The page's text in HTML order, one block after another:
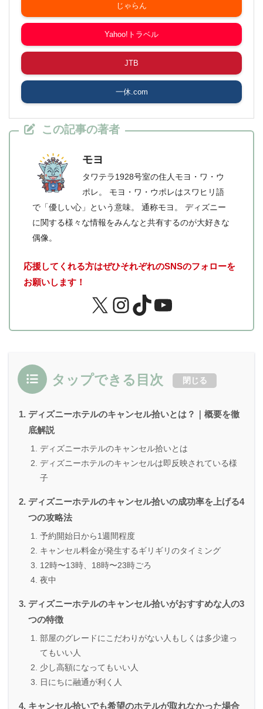
じゃらん
Yahoo!トラベル
JTB
一休.com
この記事の著者
モヨ
タワテラ1928号室の住人モヨ・ワ・ウ
ポレ。 モヨ・ワ・ウポレはスワヒリ語
で「優しい心」という意味。 通称モヨ。 ディズニー
に関する様々な情報をみんなと共有するのが大好きな
偶像。
応援してくれる方はぜひそれぞれのSNSのフォローを
お願いします！
タップできる目次 閉じる
ディズニーホテルのキャンセル拾いとは？｜概要を徹
底解説
ディズニーホテルのキャンセル拾いとは
ディズニーホテルのキャンセルは即反映されている様
子
ディズニーホテルのキャンセル拾いの成功率を上げる4
つの攻略法
予約開始日から1週間程度
キャンセル料金が発生するギリギリのタイミング
12時〜13時、18時〜23時ごろ
夜中
ディズニーホテルのキャンセル拾いがおすすめな人の3
つの特徴
部屋のグレードにこだわりがない人もしくは多少違っ
てもいい人
少し高額になってもいい人
日にちに融通が利く人
キャンセル拾いでも希望のホテルが取れなかった場合